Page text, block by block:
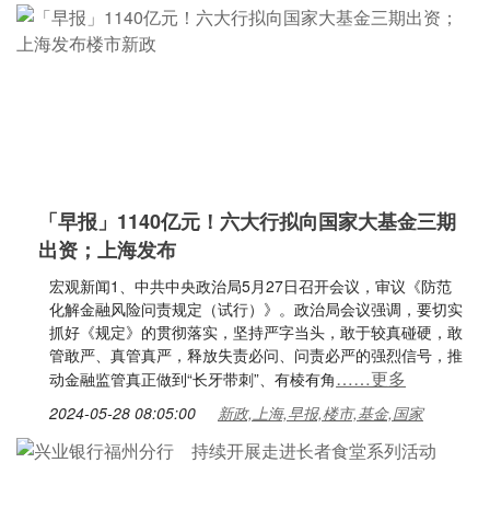
「早报」1140亿元！六大行拟向国家大基金三期
出资；上海发布
宏观新闻1、中共中央政治局5月27日召开会议，审议《防范
化解金融风险问责规定（试行）》。政治局会议强调，要切实
抓好《规定》的贯彻落实，坚持严字当头，敢于较真碰硬，敢
管敢严、真管真严，释放失责必问、问责必严的强烈信号，推
动金融监管真正做到“长牙带刺”、有棱有角……更多
2024-05-28 08:05:00 新政,上海,早报,楼市,基金,国家